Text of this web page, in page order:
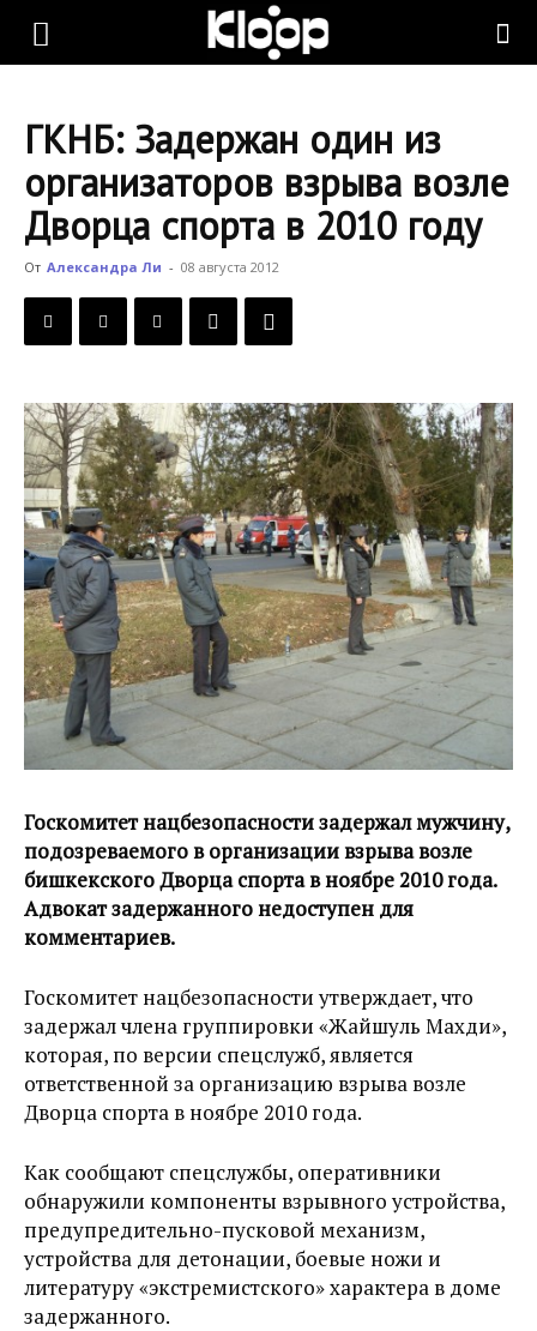
KLOOP.KG
Новости
Кыргызстана
ГКНБ: Задержан один из
организаторов взрыва возле
Дворца спорта в 2010 году
От Александра Ли - 08 августа 2012
Госкомитет нацбезопасности задержал мужчину,
подозреваемого в организации взрыва возле
бишкекского Дворца спорта в ноябре 2010 года.
Адвокат задержанного недоступен для
комментариев.
Госкомитет нацбезопасности утверждает, что
задержал члена группировки «Жайшуль Махди»,
которая, по версии спецслужб, является
ответственной за организацию взрыва возле
Дворца спорта в ноябре 2010 года.
Как сообщают спецслужбы, оперативники
обнаружили компоненты взрывного устройства,
предупредительно-пусковой механизм,
устройства для детонации, боевые ножи и
литературу «экстремистского» характера в доме
задержанного.